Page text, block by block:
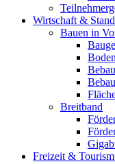
Wirtschaft &
Bauen in
Breitband
Freizeit &